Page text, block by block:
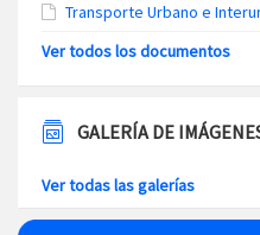
Transporte Urbano e
Ver todos los documentos
GALERÍA DE
Ver todas las galerías